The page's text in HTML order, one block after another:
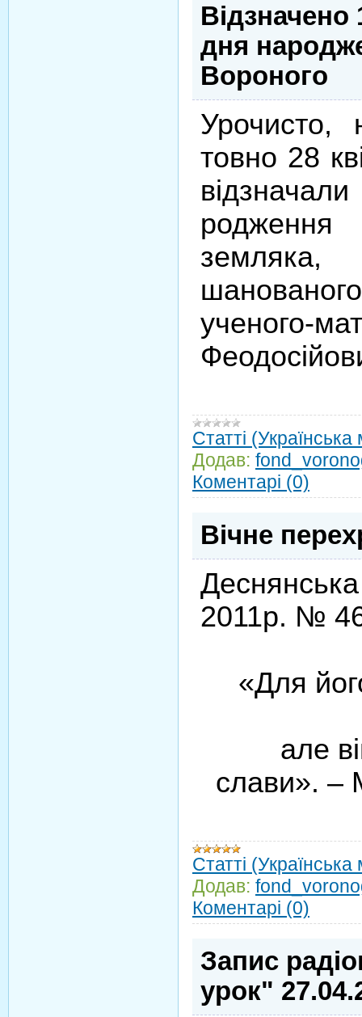
дня
Вороного
Урочисто,
товно 28
ученого-
Статті
Додав:
Коментарі (0)
Вічне
2011р. №
«Для
але
слави». –
Статті
Додав:
Коментарі (0)
Запис
урок"